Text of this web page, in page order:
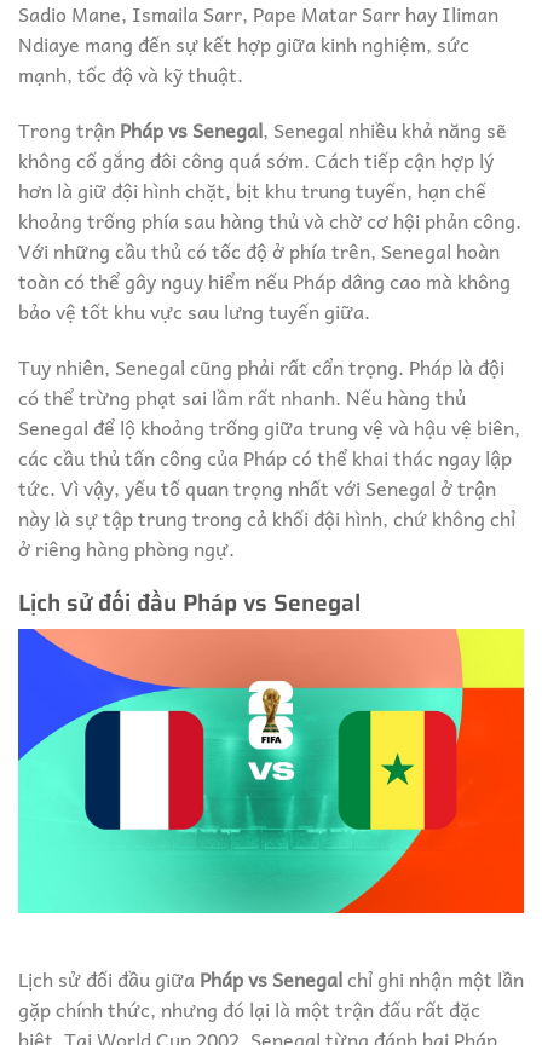
Sadio Mane, Ismaila Sarr, Pape Matar Sarr hay Iliman
Ndiaye mang đến sự kết hợp giữa kinh nghiệm, sức
mạnh, tốc độ và kỹ thuật.
Trong trậnPháp vs Senegal, Senegal nhiều khả năng sẽ
không cố gắng đôi công quá sớm. Cách tiếp cận hợp lý
hơn là giữ đội hình chặt, bịt khu trung tuyến, hạn chế
khoảng trống phía sau hàng thủ và chờ cơ hội phản công.
Với những cầu thủ có tốc độ ở phía trên, Senegal hoàn
toàn có thể gây nguy hiểm nếu Pháp dâng cao mà không
bảo vệ tốt khu vực sau lưng tuyến giữa.
Tuy nhiên, Senegal cũng phải rất cẩn trọng. Pháp là đội
có thể trừng phạt sai lầm rất nhanh. Nếu hàng thủ
Senegal để lộ khoảng trống giữa trung vệ và hậu vệ biên,
các cầu thủ tấn công của Pháp có thể khai thác ngay lập
tức. Vì vậy, yếu tố quan trọng nhất với Senegal ở trận
này là sự tập trung trong cả khối đội hình, chứ không chỉ
ở riêng hàng phòng ngự.
Lịch sử đối đầu Pháp vs Senegal
Lịch sử đối đầu giữa Pháp vs Senegalchỉ ghi nhận một lần
gặp chính thức, nhưng đó lại là một trận đấu rất đặc
biệt. Tại World Cup 2002, Senegal từng đánh bại Pháp